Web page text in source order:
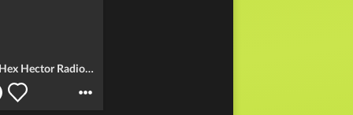
I Turn To You (Hex Hector Radio Mix)